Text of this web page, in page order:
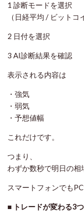
1 診断モードを選択
（日経平均 / ビットコ
2 日付を選択
3 AI診断結果を確認
表示される内容は
・強気
・弱気
・予想値幅
これだけです。
つまり、
わずか数秒で明日の相
スマートフォンでも
■ トレードが変わる3